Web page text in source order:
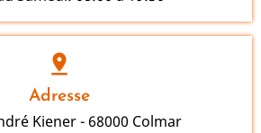
pin_drop
Adresse
Kiener - 68000 Colmar